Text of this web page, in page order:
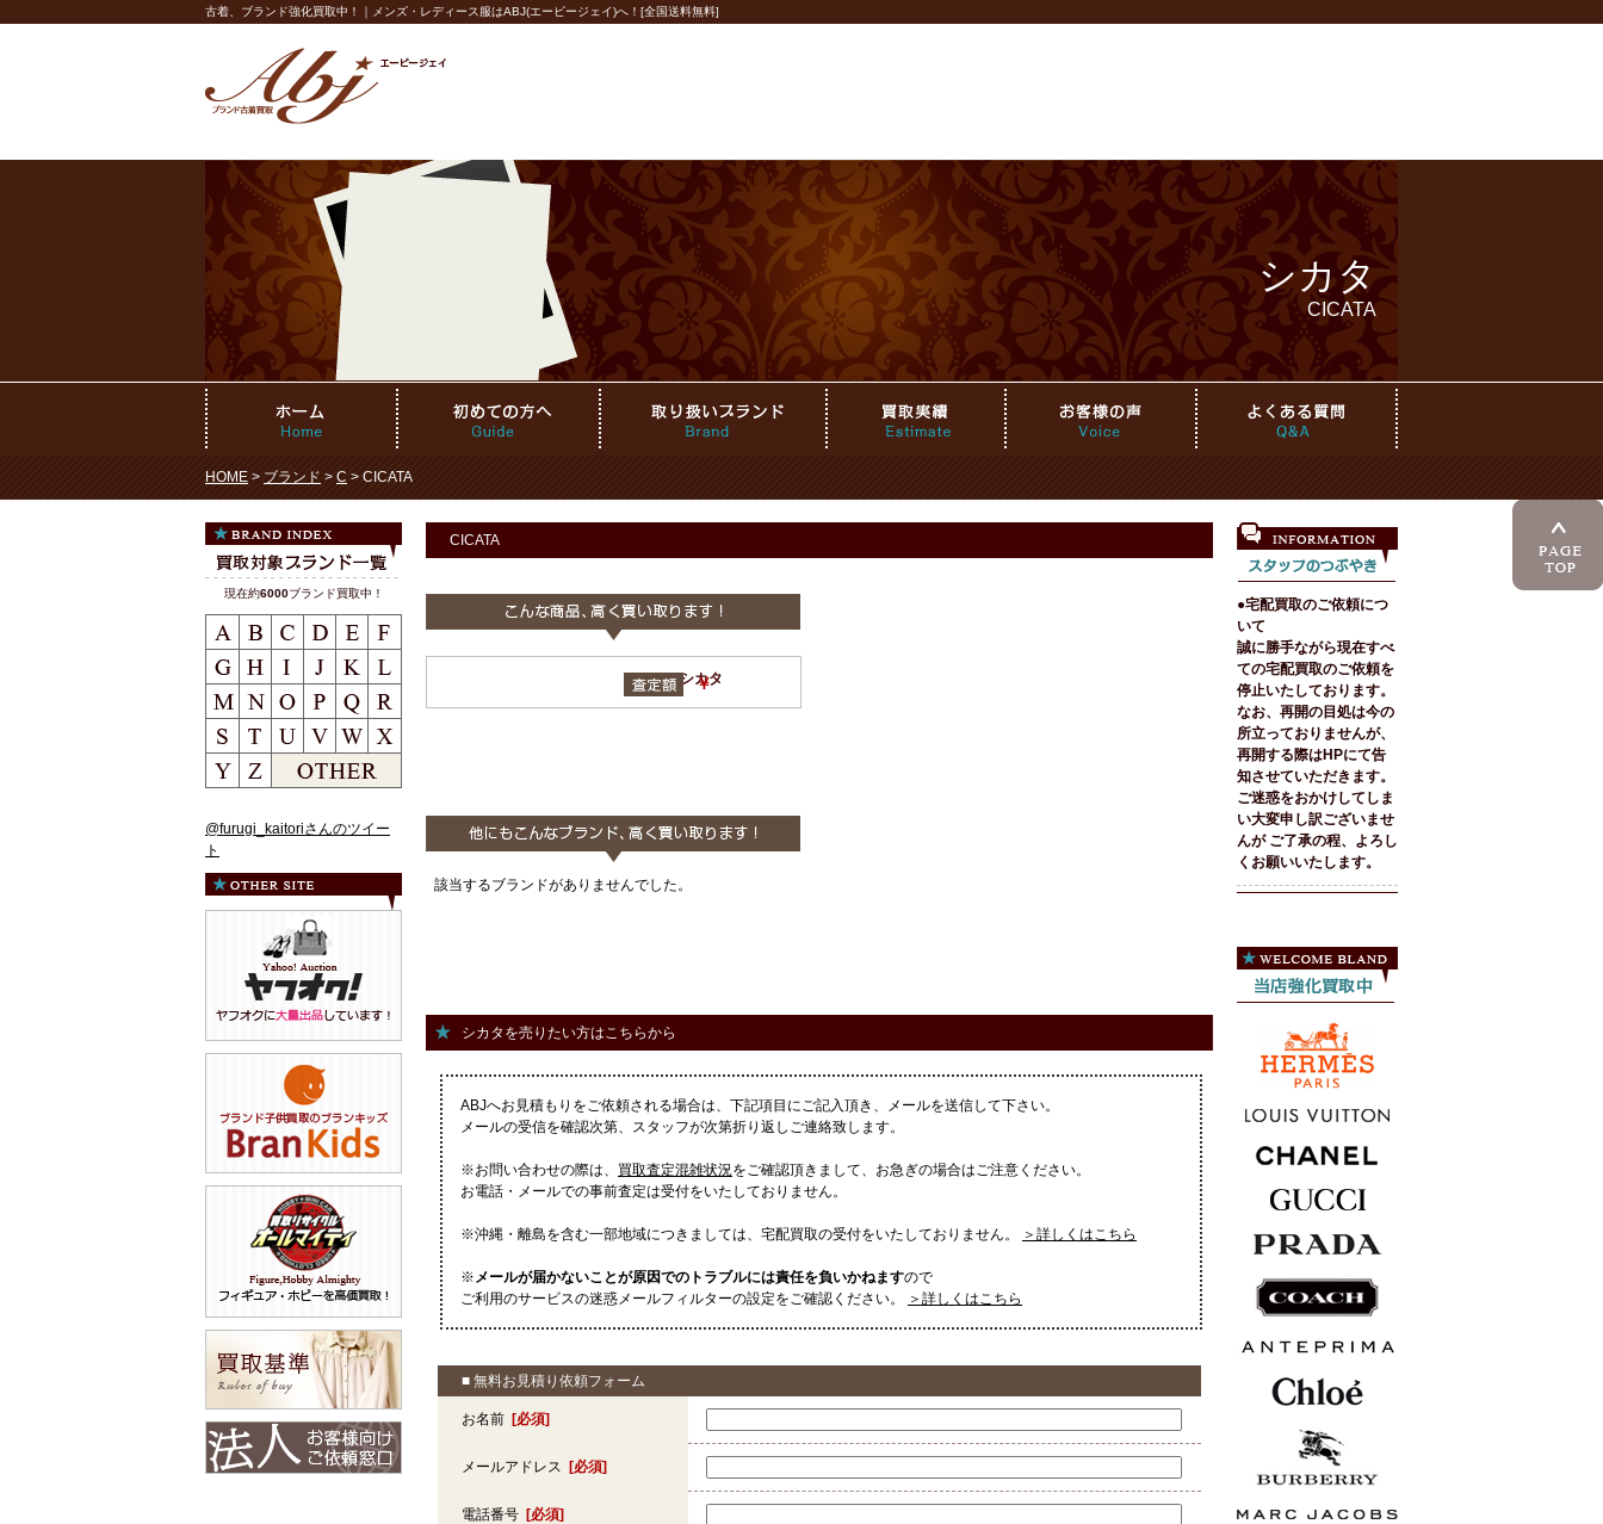
古着、ブランド強化買取中！｜メンズ・レディース服はABJ(エービージェイ)へ！[全国送料無料]
シカタ
CICATA
HOME > ブランド > C > CICATA
現在約6000ブランド買取中！
@furugi_kaitoriさんのツイー
ト
CICATA
CICATA シカタ
￥
該当するブランドがありませんでした。
シカタを売りたい方はこちらから
ABJへお見積もりをご依頼される場合は、下記項目にご記入頂き、メールを送信して下さい。
メールの受信を確認次第、スタッフが次第折り返しご連絡致します。
※お問い合わせの際は、 買取査定混雑状況をご確認頂きまして、お急ぎの場合はご注意ください。
お電話・メールでの事前査定は受付をいたしておりません。
※沖縄・離島を含む一部地域につきましては、宅配買取の受付をいたしておりません。 ＞詳しくはこちら
※メールが届かないことが原因でのトラブルには責任を負いかねますので
ご利用のサービスの迷惑メールフィルターの設定をご確認ください。
＞詳しくはこちら
■ 無料お見積り依頼フォーム
お名前 [必須]
メールアドレス [必須]
電話番号 [必須]
●宅配買取のご依頼につ
いて
誠に勝手ながら現在すべ
ての宅配買取のご依頼を
停止いたしております。
なお、再開の目処は今の
所立っておりませんが、
再開する際はHPにて告
知させていただきます。
ご迷惑をおかけしてしま
い大変申し訳ございませ
んが ご了承の程、よろし
くお願いいたします。